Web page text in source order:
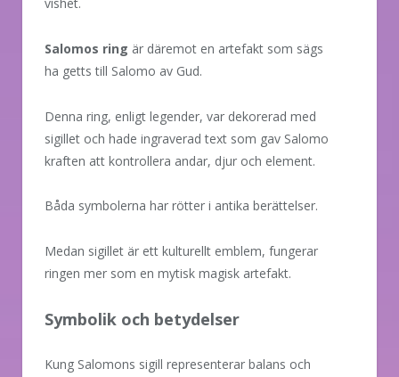
Salomos ring är däremot en artefakt som sägs
ha getts till Salomo av Gud.
Denna ring, enligt legender, var dekorerad med
sigillet och hade ingraverad text som gav Salomo
kraften att kontrollera andar, djur och element.
Båda symbolerna har rötter i antika berättelser.
Medan sigillet är ett kulturellt emblem, fungerar
ringen mer som en mytisk magisk artefakt.
Symbolik och betydelser
Kung Salomons sigill representerar balans och